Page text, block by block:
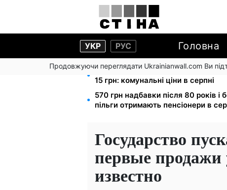
УКР РУС Головна
Продовжуючи переглядати Ukrainianwall.com Ви
Тарифи на воду злетіли до 91,24
15 грн: комунальні ціни в серпні
570 грн надбавки після 80 років і
пільги отримають пенсіонери в
Государство
первые продажи
известно